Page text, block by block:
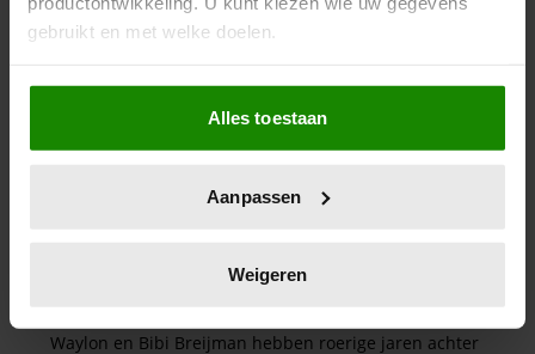
gebruikt en met welke doelen.
Als u het toestaat, willen we ook graag:
Informatie verzamelen over uw geografische
locatie, die tot een paar meter nauwkeurig kan zijn
scannen op specifieke eigenschappen (fingerprinting)
verwerkt en stel uw voorkeuren in het
intrekken in de Cookieverklaring.
Alles toestaan
Aanpassen
Weigeren